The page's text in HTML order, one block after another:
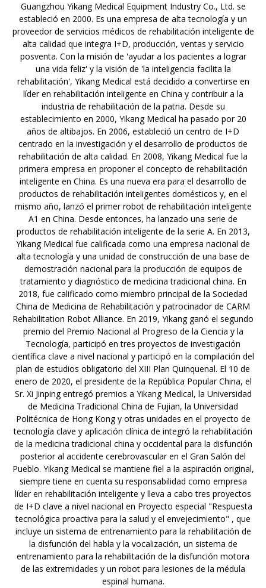
Guangzhou Yikang Medical Equipment Industry Co., Ltd. se
estableció en 2000. Es una empresa de alta tecnología y un
proveedor de servicios médicos de rehabilitación inteligente de
alta calidad que integra I+D, producción, ventas y servicio
posventa. Con la misión de 'ayudar a los pacientes a lograr
una vida feliz' y la visión de 'la inteligencia facilita la
rehabilitación', Yikang Medical está decidido a convertirse en
líder en rehabilitación inteligente en China y contribuir a la
industria de rehabilitación de la patria. Desde su
establecimiento en 2000, Yikang Medical ha pasado por 20
años de altibajos. En 2006, estableció un centro de I+D
centrado en la investigación y el desarrollo de productos de
rehabilitación de alta calidad. En 2008, Yikang Medical fue la
primera empresa en proponer el concepto de rehabilitación
inteligente en China. Es una nueva era para el desarrollo de
productos de rehabilitación inteligentes domésticos y, en el
mismo año, lanzó el primer robot de rehabilitación inteligente
A1 en China. Desde entonces, ha lanzado una serie de
productos de rehabilitación inteligente de la serie A. En 2013,
Yikang Medical fue calificada como una empresa nacional de
alta tecnología y una unidad de construcción de una base de
demostración nacional para la producción de equipos de
tratamiento y diagnóstico de medicina tradicional china. En
2018, fue calificado como miembro principal de la Sociedad
China de Medicina de Rehabilitación y patrocinador de CARM
Rehabilitation Robot Alliance. En 2019, Yikang ganó el segundo
premio del Premio Nacional al Progreso de la Ciencia y la
Tecnología, participó en tres proyectos de investigación
científica clave a nivel nacional y participó en la compilación del
plan de estudios obligatorio del XIII Plan Quinquenal. El 10 de
enero de 2020, el presidente de la República Popular China, el
Sr. Xi Jinping entregó premios a Yikang Medical, la Universidad
de Medicina Tradicional China de Fujian, la Universidad
Politécnica de Hong Kong y otras unidades en el proyecto de
tecnología clave y aplicación clínica de integró la rehabilitación
de la medicina tradicional china y occidental para la disfunción
posterior al accidente cerebrovascular en el Gran Salón del
Pueblo. Yikang Medical se mantiene fiel a la aspiración original,
siempre tiene en cuenta su responsabilidad como empresa
líder en rehabilitación inteligente y lleva a cabo tres proyectos
de I+D clave a nivel nacional en Proyecto especial "Respuesta
tecnológica proactiva para la salud y el envejecimiento" , que
incluye un sistema de entrenamiento para la rehabilitación de
la disfunción del habla y la vocalización, un sistema de
entrenamiento para la rehabilitación de la disfunción motora
de las extremidades y un robot para lesiones de la médula
espinal humana.